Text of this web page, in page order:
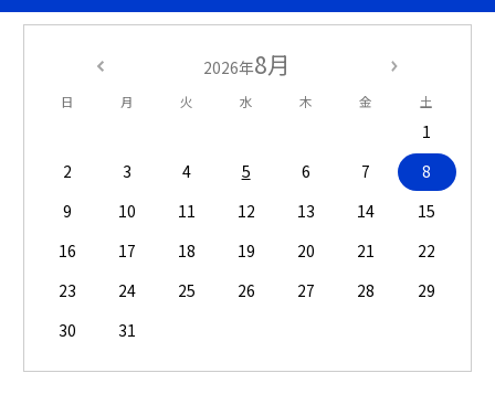
2026年8月
日 月 火 水 木 金 土
1
2
3 4 5 6 7
8
9
10 11 12 13 14
15
16
17 18 19 20 21
22
23
24 25 26 27 28
29
30
31